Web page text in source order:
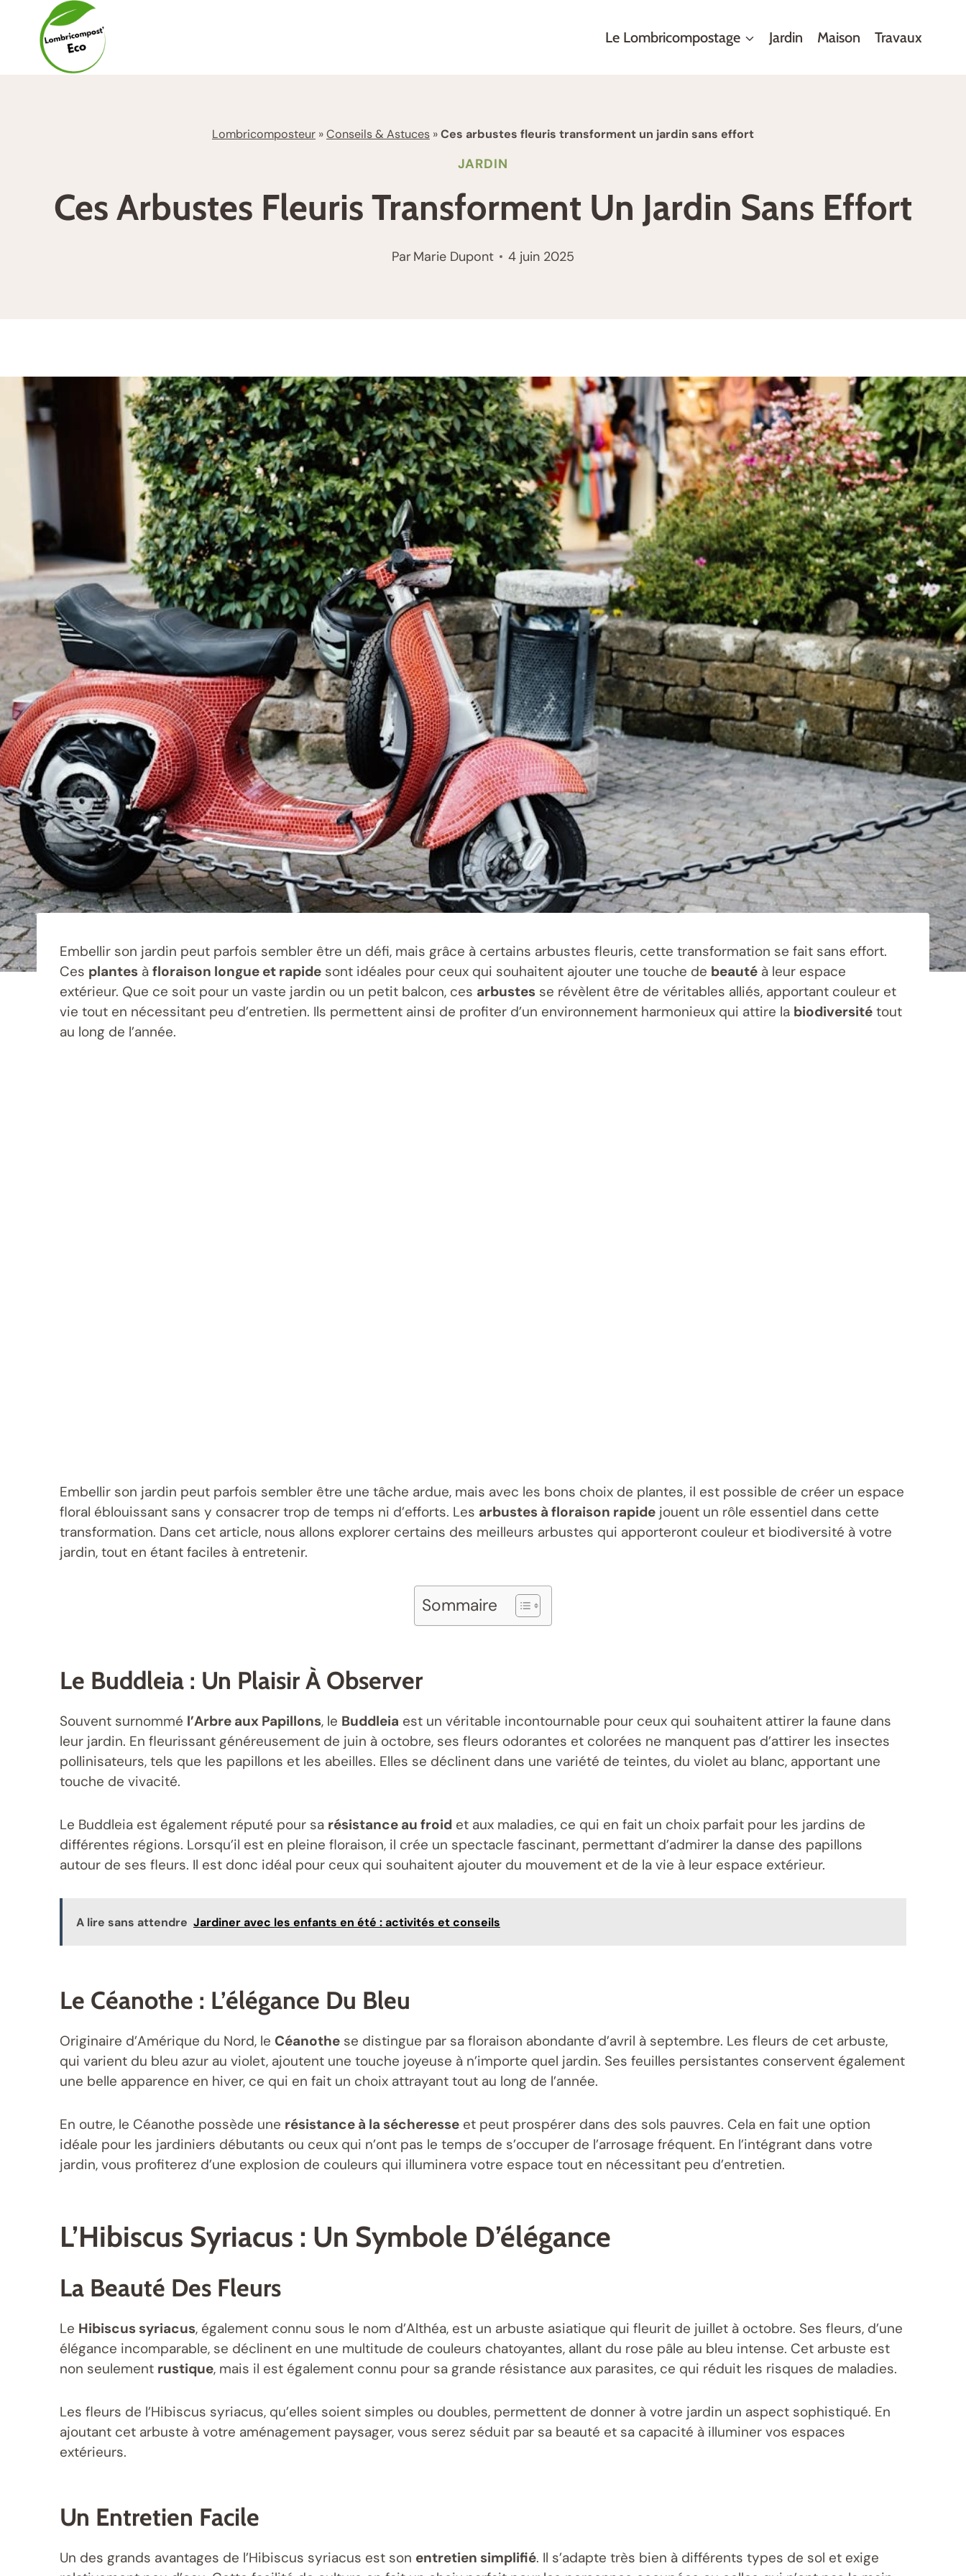
contenu
Le Lombricompostage Jardin Maison Travaux
Lombricomposteur »Conseils & Astuces »Ces arbustes fleuris transforment un jardin sans effort
JARDIN
Ces Arbustes Fleuris Transforment Un Jardin Sans Effort
ParMarie Dupont 4 juin 2025
Embellir son jardin peut parfois sembler être un défi, mais grâce à certains arbustes fleuris, cette transformation se fait sans effort.
Ces plantes à floraison longue et rapide sont idéales pour ceux qui souhaitent ajouter une touche de beauté à leur espace
extérieur. Que ce soit pour un vaste jardin ou un petit balcon, ces arbustes se révèlent être de véritables alliés, apportant couleur et
vie tout en nécessitant peu d’entretien. Ils permettent ainsi de profiter d’un environnement harmonieux qui attire la biodiversité tout
au long de l’année.
Embellir son jardin peut parfois sembler être une tâche ardue, mais avec les bons choix de plantes, il est possible de créer un espace
floral éblouissant sans y consacrer trop de temps ni d’efforts. Les arbustes à floraison rapide jouent un rôle essentiel dans cette
transformation. Dans cet article, nous allons explorer certains des meilleurs arbustes qui apporteront couleur et biodiversité à votre
jardin, tout en étant faciles à entretenir.
Sommaire
Le Buddleia : Un Plaisir À Observer
Souvent surnommé l’Arbre aux Papillons, le Buddleia est un véritable incontournable pour ceux qui souhaitent attirer la faune dans
leur jardin. En fleurissant généreusement de juin à octobre, ses fleurs odorantes et colorées ne manquent pas d’attirer les insectes
pollinisateurs, tels que les papillons et les abeilles. Elles se déclinent dans une variété de teintes, du violet au blanc, apportant une
touche de vivacité.
Le Buddleia est également réputé pour sa résistance au froid et aux maladies, ce qui en fait un choix parfait pour les jardins de
différentes régions. Lorsqu’il est en pleine floraison, il crée un spectacle fascinant, permettant d’admirer la danse des papillons
autour de ses fleurs. Il est donc idéal pour ceux qui souhaitent ajouter du mouvement et de la vie à leur espace extérieur.
A lire sans attendre Jardiner avec les enfants en été : activités et conseils
Le Céanothe : L’élégance Du Bleu
Originaire d’Amérique du Nord, le Céanothe se distingue par sa floraison abondante d’avril à septembre. Les fleurs de cet arbuste,
qui varient du bleu azur au violet, ajoutent une touche joyeuse à n’importe quel jardin. Ses feuilles persistantes conservent également
une belle apparence en hiver, ce qui en fait un choix attrayant tout au long de l’année.
En outre, le Céanothe possède une résistance à la sécheresse et peut prospérer dans des sols pauvres. Cela en fait une option
idéale pour les jardiniers débutants ou ceux qui n’ont pas le temps de s’occuper de l’arrosage fréquent. En l’intégrant dans votre
jardin, vous profiterez d’une explosion de couleurs qui illuminera votre espace tout en nécessitant peu d’entretien.
L’Hibiscus Syriacus : Un Symbole D’élégance
La Beauté Des Fleurs
Le Hibiscus syriacus, également connu sous le nom d’Althéa, est un arbuste asiatique qui fleurit de juillet à octobre. Ses fleurs, d’une
élégance incomparable, se déclinent en une multitude de couleurs chatoyantes, allant du rose pâle au bleu intense. Cet arbuste est
non seulement rustique, mais il est également connu pour sa grande résistance aux parasites, ce qui réduit les risques de maladies.
Les fleurs de l’Hibiscus syriacus, qu’elles soient simples ou doubles, permettent de donner à votre jardin un aspect sophistiqué. En
ajoutant cet arbuste à votre aménagement paysager, vous serez séduit par sa beauté et sa capacité à illuminer vos espaces
extérieurs.
Un Entretien Facile
Un des grands avantages de l’Hibiscus syriacus est son entretien simplifié. Il s’adapte très bien à différents types de sol et exige